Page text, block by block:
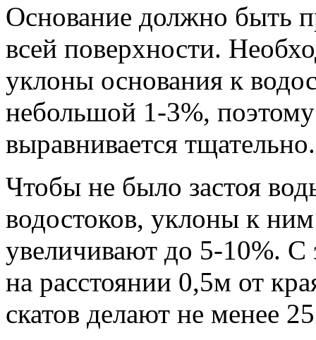
Основание должно быть
всей поверхности.
уклоны основания к
небольшой 1-3%, поэтому
выравнивается тщательно.
Чтобы не было застоя
водостоков, уклоны к
увеличивают до 5-10%. С
на расстоянии 0,5м от
скатов делают не менее